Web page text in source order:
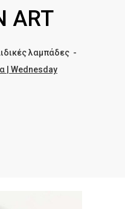
ART
λαμπάδες-
| Wednesday